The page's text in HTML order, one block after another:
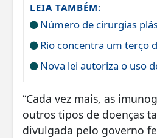
LEIA TAMBÉM:
Número de cirurgias
Rio concentra um terço
Nova lei autoriza o uso
“Cada vez mais, as
outros tipos de doenças
divulgada pelo governo